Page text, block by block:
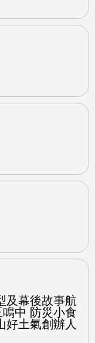
及幕後故事航
中 防災小食
好土氣創辦人